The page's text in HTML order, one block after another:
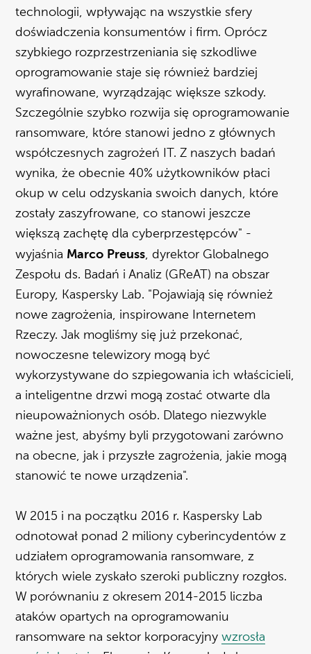
technologii, wpływając na wszystkie sfery
doświadczenia konsumentów i firm. Oprócz
szybkiego rozprzestrzeniania się szkodliwe
oprogramowanie staje się również bardziej
wyrafinowane, wyrządzając większe szkody.
Szczególnie szybko rozwija się oprogramowanie
ransomware, które stanowi jedno z głównych
współczesnych zagrożeń IT. Z naszych badań
wynika, że obecnie 40% użytkowników płaci
okup w celu odzyskania swoich danych, które
zostały zaszyfrowane, co stanowi jeszcze
większą zachętę dla cyberprzestępców" -
wyjaśnia Marco Preuss, dyrektor Globalnego
Zespołu ds. Badań i Analiz (GReAT) na obszar
Europy, Kaspersky Lab. "Pojawiają się również
nowe zagrożenia, inspirowane Internetem
Rzeczy. Jak mogliśmy się już przekonać,
nowoczesne telewizory mogą być
wykorzystywane do szpiegowania ich właścicieli,
a inteligentne drzwi mogą zostać otwarte dla
nieupoważnionych osób. Dlatego niezwykle
ważne jest, abyśmy byli przygotowani zarówno
na obecne, jak i przyszłe zagrożenia, jakie mogą
stanowić te nowe urządzenia".
W 2015 i na początku 2016 r. Kaspersky Lab
odnotował ponad 2 miliony cyberincydentów z
udziałem oprogramowania ransomware, z
których wiele zyskało szeroki publiczny rozgłos.
W porównaniu z okresem 2014-2015 liczba
ataków opartych na oprogramowaniu
ransomware na sektor korporacyjnywzrosła